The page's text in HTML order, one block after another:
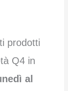
prodotti
Q4 in
al